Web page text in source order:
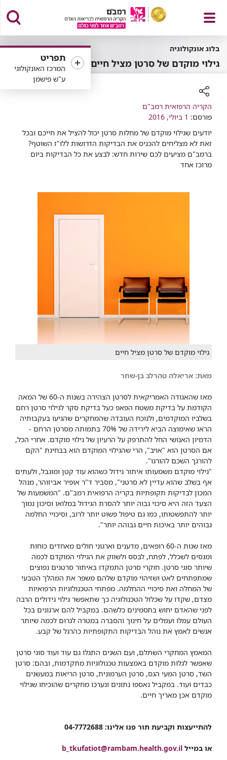
פתח
תפריט
תפריט
המרכז האונקולוגי
ע"ש פישמן
בלוג אונקולוגיה
גילוי מוקדם של סרטן מציל חיים
רכיב
שיתוף
הקריה הרפואית רמב"ם
פורסם: 1 ביולי, 2016
​יודעים שגילוי מוקדם של מחלות סרטן יכול להציל את חייכם ובכל
זאת לא מצליחים להכניס את הבדיקות הדרושות ללו"ז השוטף?
ברמב"ם מציעים לכם שירות חדש: לבצע את כל הבדיקות ביום
מרוכז אחד
גילוי מוקדם של סרטן מציל חיים
מאת: אריאלה טהרלב בן-שחר
מאז שהאגודה האמריקאית לסרטן הצהירה בשנות ה-60 של המאה
הקודמת על בדיקת משטח הפאפ כעל בדיקת סקר לגילוי סרטן רחם
בשלביו המוקדמים, ולנוכח העובדה שהמחקרים שהגיעו בעקבותיה
הראו שאימוצה הביא לירידה של 70% בתמותה מסרטן הרחם -
הדמיון האנושי החל להתרפק על הרעיון של גילוי מוקדם. אחרי הכל,
אם הסרטן הוא "אויב", הרי שהגילוי המוקדם הוא בבחינת "הקם
להורגך השכם להורגו".
"גילוי מוקדם משמעותו איתור גידול כשהוא עוד קטן ומוגבל, ולעתים
אף בשלב שהוא עדיין לא סרטני", מסביר ד"ר אופיר אביזוהר, מנהל
המכון לבדיקות תקופתיות בקריה הרפואית רמב"ם. "המשמעות של
הצעד הזה היא סיכוי גבוה יותר להסרת הגידול במלואו וסיכון נמוך
יותר להתפשטותו, כמו גם טיפול פשוט יותר לרוב, וסיכויי החלמה
גבוהים יותר באיכות חיים גבוהה יותר".
מאז שנות ה-60 רופאים, מדענים וארגוני חולים מאחדים כוחות
ומנסים לשכלל, לפתח, לבסס ולשווק את הגילוי המוקדם לכמה
שיותר סוגי סרטן. חוקרי סרטן התמקדו באיתור סרטנים נפוצים
שמתפתחים לאט ושזיהוי מוקדם שלהם משפר את המהלך הטבעי
של המחלה ואת סיכויי ההחלמה. מפתחי הטכנולוגיות הרפואיות
מצדם, שקדו על שכלול הטכנולוגיה כך שתאפשר גילוי גידולים הרבה
לפני שהאדם יחוש בתסמינים כלשהם. במקביל להם ארגונים בכל
העולם עמלו ועמלים על חינוך והסברה במטרה לגרום לכמה שיותר
אנשים לאמץ את נוהל הבדיקות התקופתיות כהרגל של קבע.
המאמץ המחקרי השתלם, ועם השנים התגלו גם עוד ועוד סוגי סרטן
שאפשר לגלות מוקדם באמצעות טכנולוגיות מתקדמות, ובהם: סרטן
השד, סרטן המעי הגס, סרטן הערמונית, סרטן הריאות במעשנים
כבדים ועוד. במקביל נאספו נתונים ונערכו מחקרים שהוכיחו שגילוי
מוקדם אכן מאריך חיים.
​​להתייעצות וקביעת תור פנו אלינו: 04-7772688
או במייל b_tkufatiot@rambam.health.gov.il